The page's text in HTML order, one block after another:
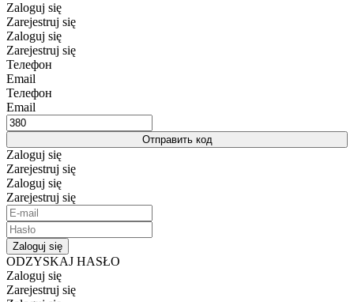
Zaloguj się
Zarejestruj się
Zaloguj się
Zarejestruj się
Телефон
Email
Телефон
Email
Отправить код
Zaloguj się
Zarejestruj się
Zaloguj się
Zarejestruj się
Zaloguj się
ODZYSKAJ HASŁO
Zaloguj się
Zarejestruj się